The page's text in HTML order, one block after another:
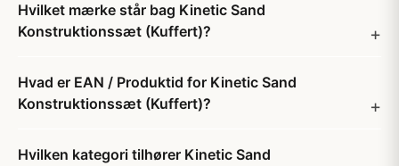
Hvilket mærke står bag Kinetic Sand
Konstruktionssæt (Kuffert)?
Hvad er EAN / Produktid for Kinetic Sand
Konstruktionssæt (Kuffert)?
Hvilken kategori tilhører Kinetic Sand